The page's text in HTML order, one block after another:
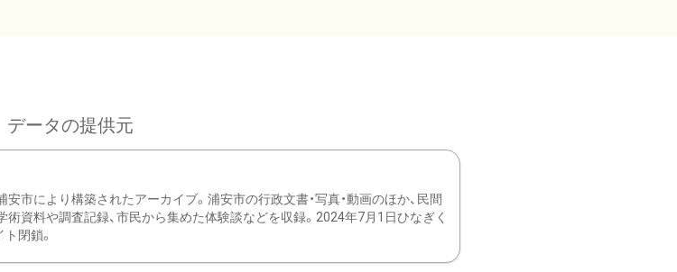
データの提供元
市により構築されたアーカイブ。浦安市の行政文書・写真・動画のほか、民間
資料や調査記録、市民から集めた体験談などを収録。2024年7月1日ひなぎく
閉鎖。